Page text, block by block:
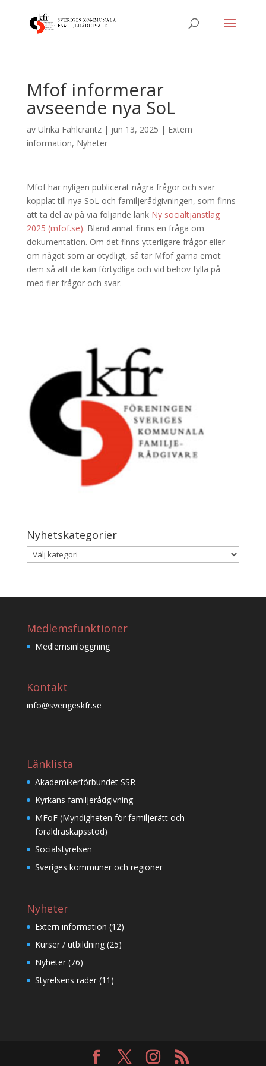
Mfof informerar
avseende nya SoL
av Ulrika Fahlcrantz| jun 13, 2025 | Extern
information, Nyheter
Mfof har nyligen publicerat några frågor och svar
kopplat till nya SoL och familjerådgivningen, som finns
att ta del av på via följande länk Ny socialtjänstlag
2025 (mfof.se). Bland annat finns en fråga om
dokumentation. Om det finns ytterligare frågor eller
om något som är otydligt, så tar Mfof gärna emot
dem så att de kan förtydliga och vid behov fylla på
med fler frågor och svar.
Nyhetskategorier
Nyhetskategorier
Medlemsfunktioner
Medlemsinloggning
Kontakt
info@sverigeskfr.se
Länklista
Akademikerförbundet SSR
Kyrkans familjerådgivning
MFoF (Myndigheten för familjerätt och
föräldraskapsstöd)
Socialstyrelsen
Sveriges kommuner och regioner
Nyheter
Extern information (12)
Kurser / utbildning(25)
Nyheter(76)
Styrelsens rader(11)